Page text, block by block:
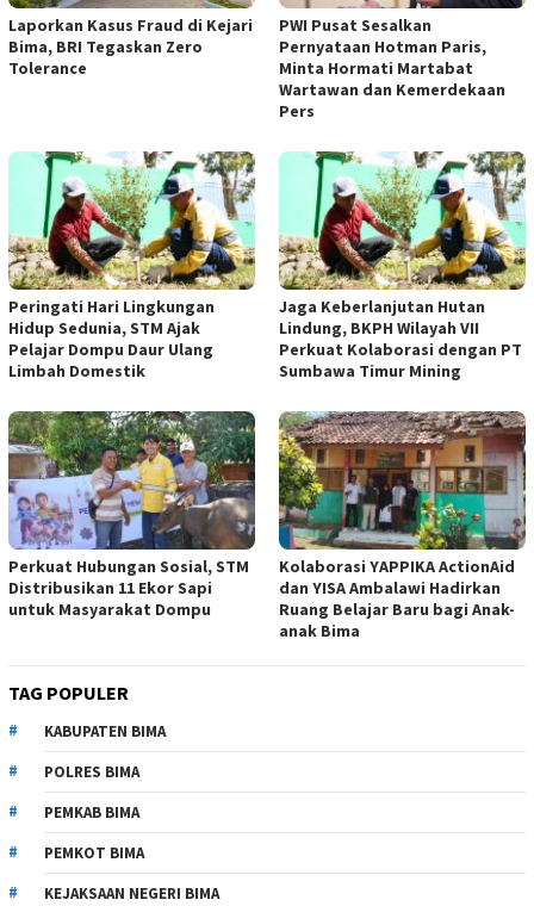
Laporkan Kasus Fraud di Kejari
Bima, BRI Tegaskan Zero
Tolerance
PWI Pusat Sesalkan
Pernyataan Hotman Paris,
Minta Hormati Martabat
Wartawan dan Kemerdekaan
Pers
Peringati Hari Lingkungan
Hidup Sedunia, STM Ajak
Pelajar Dompu Daur Ulang
Limbah Domestik
Jaga Keberlanjutan Hutan
Lindung, BKPH Wilayah VII
Perkuat Kolaborasi dengan PT
Sumbawa Timur Mining
Perkuat Hubungan Sosial, STM
Distribusikan 11 Ekor Sapi
untuk Masyarakat Dompu
Kolaborasi YAPPIKA ActionAid
dan YISA Ambalawi Hadirkan
Ruang Belajar Baru bagi Anak-
anak Bima
TAG POPULER
KABUPATEN BIMA
POLRES BIMA
PEMKAB BIMA
PEMKOT BIMA
KEJAKSAAN NEGERI BIMA